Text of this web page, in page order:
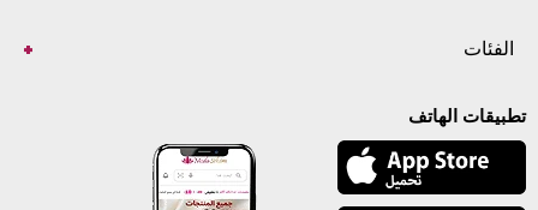
الفئات
تطبيقات الهاتف